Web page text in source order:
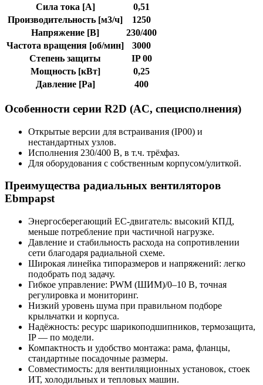
Сила тока [A]
0,51
Производительность [м3/ч]
1250
Напряжение [В]
230/400
Частота вращения [об/мин]
3000
Степень защиты
IP 00
Мощность [кВт]
0,25
Давление [Pa]
400
Особенности серии R2D (AC, специсполнения)
Открытые версии для встраивания (IP00) и
нестандартных узлов.
Исполнения 230/400 В, в т.ч. трёхфаз.
Для оборудования с собственным корпусом/улиткой.
Преимущества радиальных вентиляторов
Ebmpapst
Энергосберегающий EC-двигатель: высокий КПД,
меньше потребление при частичной нагрузке.
Давление и стабильность расхода на сопротивлении
сети благодаря радиальной схеме.
Широкая линейка типоразмеров и напряжений: легко
подобрать под задачу.
Гибкое управление: PWM (ШИМ)/0–10 В, точная
регулировка и мониторинг.
Низкий уровень шума при правильном подборе
крыльчатки и корпуса.
Надёжность: ресурс шарикоподшипников, термозащита,
IP — по модели.
Компактность и удобство монтажа: рама, фланцы,
стандартные посадочные размеры.
Совместимость: для вентиляционных установок, стоек
ИТ, холодильных и тепловых машин.